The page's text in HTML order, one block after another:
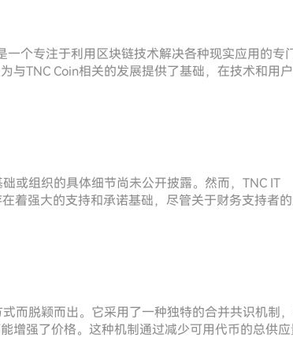
一个专注于利用区块链技术解决各种现实应用的专
与TNC Coin相关的发展提供了基础，在技术和用
或组织的具体细节尚未公开披露。然而，TNC IT
着强大的支持和承诺基础，尽管关于财务支持者
而脱颖而出。它采用了一种独特的合并共识机制
增强了价格。这种机制通过减少可用代币的总供应